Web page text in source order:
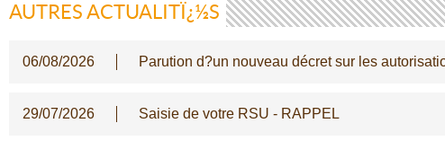
AUTRES ACTUALITÏ¿½S
06/08/2026 Parution d?un nouveau décret sur les
29/07/2026 Saisie de votre RSU - RAPPEL